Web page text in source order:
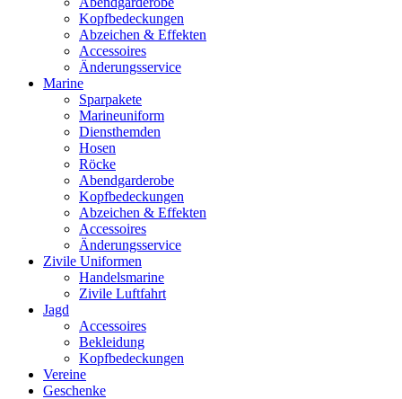
Kopfbedeckungen
Abzeichen & Effekten
Accessoires
Änderungsservice
Marine
Sparpakete
Marineuniform
Diensthemden
Hosen
Röcke
Abendgarderobe
Kopfbedeckungen
Abzeichen & Effekten
Accessoires
Änderungsservice
Zivile Uniformen
Handelsmarine
Zivile Luftfahrt
Jagd
Accessoires
Bekleidung
Kopfbedeckungen
Vereine
Geschenke